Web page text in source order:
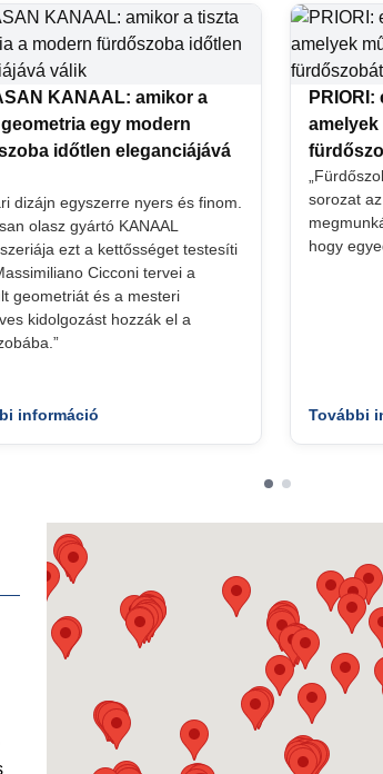
KANAAL: amikor a
egy modern
időtlen eleganciájává
dizájn egyszerre nyers és finom.
olasz gyártó KANAAL
ezt a kettősséget testesíti
Cicconi tervei a
geometriát és a mesteri
kidolgozást hozzák el a
információ
amelyek
sorozat
hogy
További